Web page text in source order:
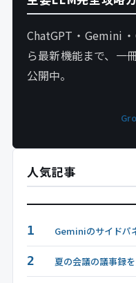
ChatGPT・Gemini
ら最新機能まで、一
公開中。
人気記事
1 Geminiのサイドパ
2 夏の会議の議事録